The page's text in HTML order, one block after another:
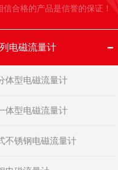
信合格的产品是信誉的保证！
电磁流量计
体型电磁流量计
体型电磁流量计
不锈钢电磁流量计